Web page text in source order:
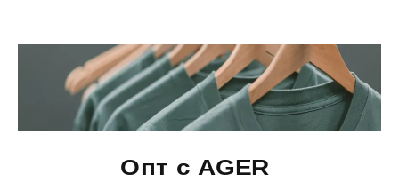
Опт с AGER